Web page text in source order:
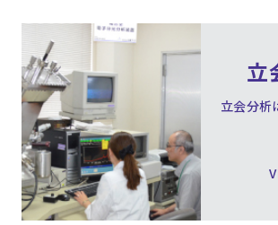
立
立会分析